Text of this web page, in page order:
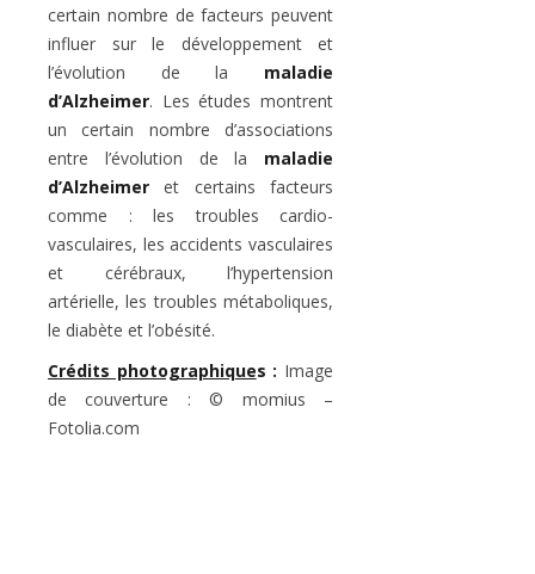
certain nombre de facteurs peuvent
influer sur le développement et
l’évolution de la maladie
d’Alzheimer. Les études montrent
un certain nombre d’associations
entre l’évolution de la maladie
d’Alzheimer et certains facteurs
comme : les troubles cardio-
vasculaires, les accidents vasculaires
et cérébraux, l’hypertension
artérielle, les troubles métaboliques,
le diabète et l’obésité.
Crédits photographiques : Image
de couverture : © momius –
Fotolia.com